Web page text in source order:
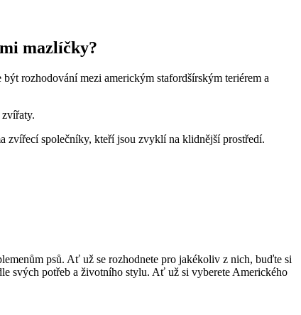
mazlíčky?
rozhodování mezi americkým stafordšírským teriérem a
zvířecí společníky, kteří jsou zvyklí na klidnější prostředí.
psů. Ať už se rozhodnete pro jakékoliv z nich, buďte si
svých potřeb a životního stylu. Ať už si vyberete Amerického